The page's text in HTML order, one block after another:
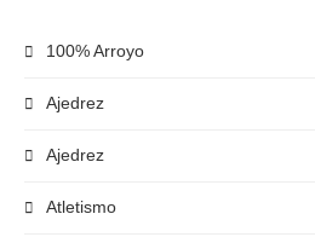
100% Arroyo
Ajedrez
Ajedrez
Atletismo